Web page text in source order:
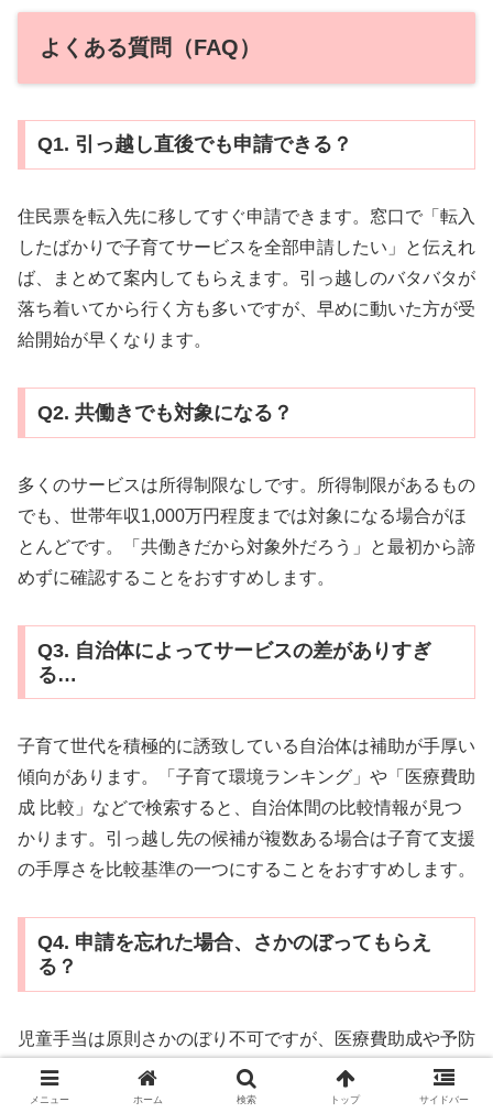
よくある質問（FAQ）
Q1. 引っ越し直後でも申請できる？
住民票を転入先に移してすぐ申請できます。窓口で「転入
したばかりで子育てサービスを全部申請したい」と伝えれ
ば、まとめて案内してもらえます。引っ越しのバタバタが
落ち着いてから行く方も多いですが、早めに動いた方が受
給開始が早くなります。
Q2. 共働きでも対象になる？
多くのサービスは所得制限なしです。所得制限があるもの
でも、世帯年収1,000万円程度までは対象になる場合がほ
とんどです。「共働きだから対象外だろう」と最初から諦
めずに確認することをおすすめします。
Q3. 自治体によってサービスの差がありすぎ
る…
子育て世代を積極的に誘致している自治体は補助が手厚い
傾向があります。「子育て環境ランキング」や「医療費助
成 比較」などで検索すると、自治体間の比較情報が見つ
かります。引っ越し先の候補が複数ある場合は子育て支援
の手厚さを比較基準の一つにすることをおすすめします。
Q4. 申請を忘れた場合、さかのぼってもらえ
る？
児童手当は原則さかのぼり不可ですが、医療費助成や予防
接種助成など一部はさかのぼって申請できる場合もありま
す。気づいたらすぐに窓口に相談することをおすすめしま
メニュー ホーム 検索 トップ サイドバー